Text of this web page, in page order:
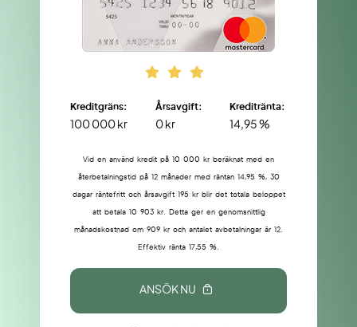
Kreditgräns:
100 000 kr
Årsavgift:
0 kr
Kreditränta:
14,95 %
Vid en använd kredit på 10 000 kr beräknat med en
återbetalningstid på 12 månader med räntan 14,95 %, 30
dagar räntefritt och årsavgift 195 kr blir det totala beloppet
att betala 10 903 kr. Detta ger en genomsnittlig
månadskostnad om 909 kr och antalet avbetalningar är 12.
Effektiv ränta 17,55 %.
ANSÖK NU